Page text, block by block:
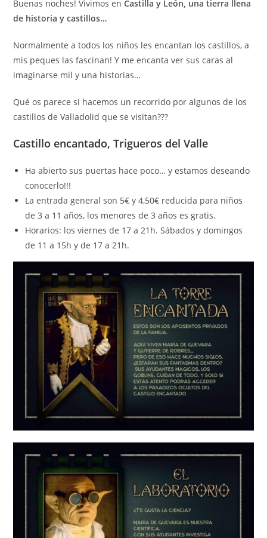
Buenas noches! Vivimos enCastilla y León, una tierra llena
de historia y castillos…
Normalmente a todos los niños les encantan los castillos, a
mis peques las fascinan! Y me encanta ver sus caras al
imaginarse mil y una historias…
Qué os parece si hacemos un recorrido por algunos de los
castillos de Valladolid que se visitan???
Castillo encantado, Trigueros del Valle
Ha abierto sus puertas hace poco… y estamos deseando
conocerlo!!!
La entrada general son 5€ y 4,50€ reducida para niños
de 3 a 11 años, los menores de 3 años es gratis.
Horarios: los viernes de 17 a 21h. Sábados y domingos
de 11 a 15h y de 17 a 21h.